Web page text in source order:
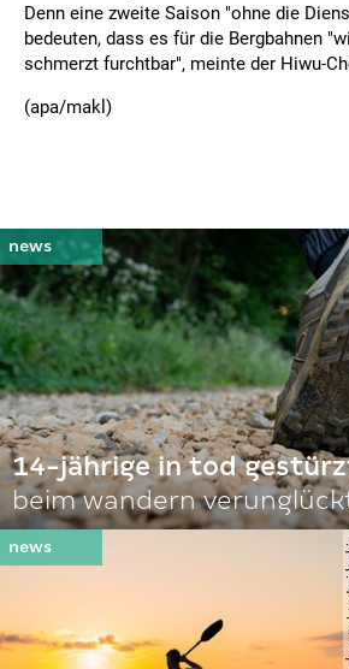
Denn eine zweite Saison "ohne die
bedeuten, dass es für die Bergbahnen
schmerzt furchtbar", meinte der Hiwu-
(apa/makl)
14-jährige in tod
beim wandern